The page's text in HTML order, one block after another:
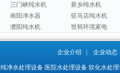
三门峡纯水机
新乡纯水机
南阳净水器
驻马店纯水机
濮阳纯水机 世韩环境家电
企业介绍 企业动态
纯净水处理设备 医院水处理设备 软化水处